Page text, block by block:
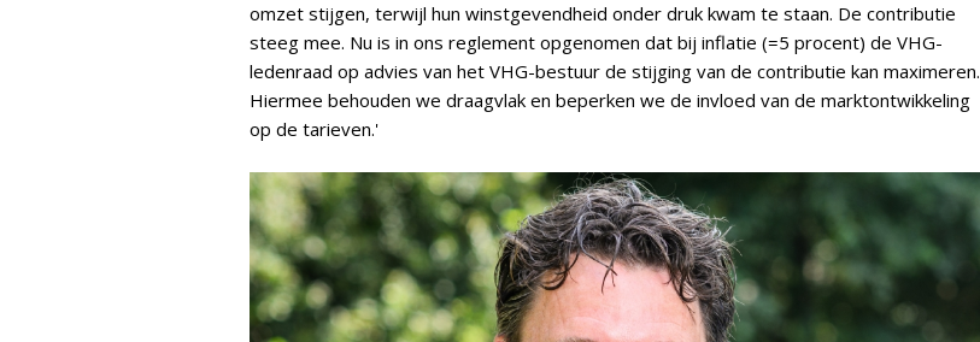
omzet stijgen, terwijl hun winstgevendheid onder druk kwam te staan. De contributie
steeg mee. Nu is in ons reglement opgenomen dat bij inflatie (=5 procent) de VHG-
ledenraad op advies van het VHG-bestuur de stijging van de contributie kan maximeren.
Hiermee behouden we draagvlak en beperken we de invloed van de marktontwikkeling
op de tarieven.'